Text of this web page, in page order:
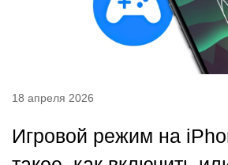
18 апреля 2026
Игровой режим на